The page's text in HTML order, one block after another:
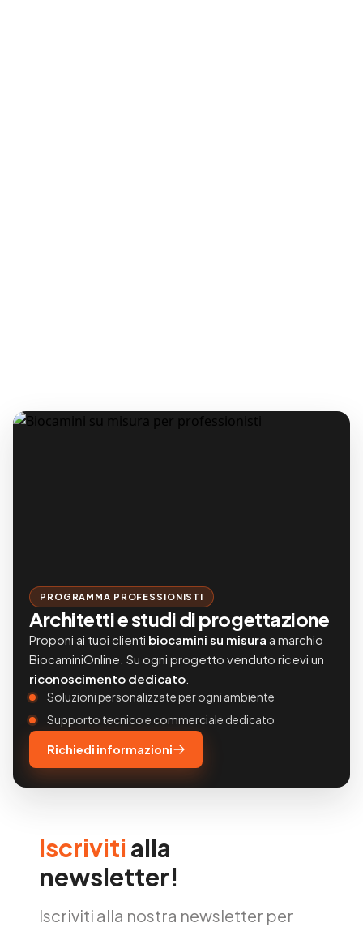
PROGRAMMA PROFESSIONISTI
Architetti e studi di progettazione
Proponi ai tuoi clienti biocamini su misura a marchio
BiocaminiOnline. Su ogni progetto venduto ricevi un
riconoscimento dedicato
Soluzioni personalizzate per ogni ambiente
Supporto tecnico e commerciale dedicato
Richiedi informazioni
Iscriviti alla
newsletter!
Iscriviti alla nostra newsletter per